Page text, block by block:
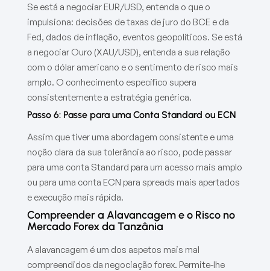
Se está a negociar EUR/USD, entenda o que o
impulsiona: decisões de taxas de juro do BCE e da
Fed, dados de inflação, eventos geopolíticos. Se está
a negociar Ouro (XAU/USD), entenda a sua relação
com o dólar americano e o sentimento de risco mais
amplo. O conhecimento específico supera
consistentemente a estratégia genérica.
Passo 6: Passe para uma Conta Standard ou ECN
Assim que tiver uma abordagem consistente e uma
noção clara da sua tolerância ao risco, pode passar
para uma conta Standard para um acesso mais amplo
ou para uma conta ECN para spreads mais apertados
e execução mais rápida.
Compreender a Alavancagem e o Risco no
Mercado Forex da Tanzânia
A alavancagem é um dos aspetos mais mal
compreendidos da negociação forex. Permite-lhe